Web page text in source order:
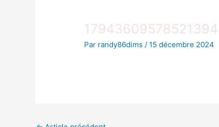
17943609578521394
Par randy86dims/ 15 décembre 2024